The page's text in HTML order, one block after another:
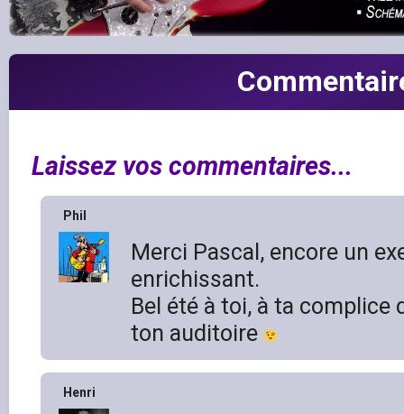
Laissez vos commentaires...
Phil
Merci Pascal, encore un
enrichissant.
Bel été à toi, à ta complice
ton auditoire
Henri